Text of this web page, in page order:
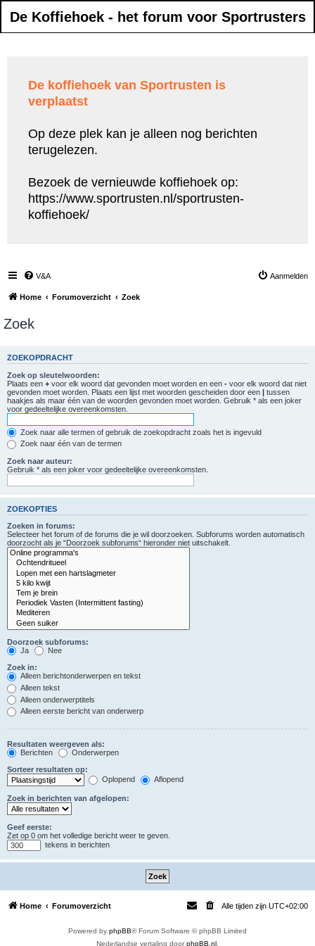
De Koffiehoek - het forum voor Sportrusters
De koffiehoek van Sportrusten is
verplaatst
Op deze plek kan je alleen nog berichten
terugelezen.
Bezoek de vernieuwde koffiehoek op:
https://www.sportrusten.nl/sportrusten-
koffiehoek/
V&A Aanmelden
Home Forumoverzicht Zoek
Zoek
ZOEKOPDRACHT
Zoek op sleutelwoorden:
Plaats een + voor elk woord dat gevonden moet worden en een - voor elk woord dat niet
gevonden moet worden. Plaats een lijst met woorden gescheiden door een | tussen
haakjes als maar één van de woorden gevonden moet worden. Gebruik * als een joker
voor gedeeltelijke overeenkomsten.
Zoek naar alle termen of gebruik de zoekopdracht zoals het is ingevuld
Zoek naar één van de termen
Zoek naar auteur:
Gebruik * als een joker voor gedeeltelijke overeenkomsten.
ZOEKOPTIES
Zoeken in forums:
Selecteer het forum of de forums die je wil doorzoeken. Subforums worden automatisch
doorzocht als je “Doorzoek subforums“ hieronder niet uitschakelt.
Doorzoek subforums:
Ja
Nee
Zoek in:
Alleen berichtonderwerpen en tekst
Alleen tekst
Alleen onderwerptitels
Alleen eerste bericht van onderwerp
Resultaten weergeven als:
Berichten
Onderwerpen
Sorteer resultaten op:
Oplopend
Aflopend
Zoek in berichten van afgelopen:
Geef eerste:
Zet op 0 om het volledige bericht weer te geven.
tekens in berichten
Home Forumoverzicht Alle tijden zijn UTC+02:00
Powered by phpBB® Forum Software © phpBB Limited
Nederlandse vertaling doorphpBB.nl .